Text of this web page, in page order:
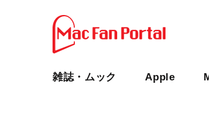
雑誌・ムック Apple